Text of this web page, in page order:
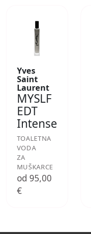
Yves
Saint
Laurent
MYSLF
EDT
Intense
TOALETNA
VODA
ZA
MUŠKARCE
od 95,00
€